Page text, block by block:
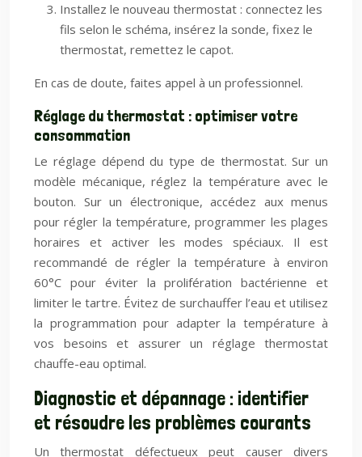
Installez le nouveau thermostat : connectez les
fils selon le schéma, insérez la sonde, fixez le
thermostat, remettez le capot.
En cas de doute, faites appel à un professionnel.
Réglage du thermostat : optimiser votre
consommation
Le réglage dépend du type de thermostat. Sur un
modèle mécanique, réglez la température avec le
bouton. Sur un électronique, accédez aux menus
pour régler la température, programmer les plages
horaires et activer les modes spéciaux. Il est
recommandé de régler la température à environ
60°C pour éviter la prolifération bactérienne et
limiter le tartre. Évitez de surchauffer l’eau et utilisez
la programmation pour adapter la température à
vos besoins et assurer un réglage thermostat
chauffe-eau optimal.
Diagnostic et dépannage : identifier
et résoudre les problèmes courants
Un thermostat défectueux peut causer divers